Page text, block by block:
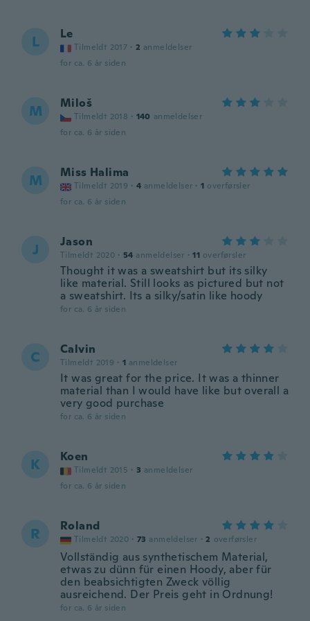
L Le
Tilmeldt 2017 · 2 anmeldelser
for ca. 6 år siden
M Miloš
Tilmeldt 2018 · 140 anmeldelser
for ca. 6 år siden
M Miss Halima
Tilmeldt 2019 · 4 anmeldelser · 1 overførsler
for ca. 6 år siden
J Jason
Tilmeldt 2020 · 54 anmeldelser · 11 overførsler
Thought it was a sweatshirt but its silky
like material. Still looks as pictured but not
a sweatshirt. Its a silky/satin like hoody
for ca. 6 år siden
C Calvin
Tilmeldt 2019 · 1 anmeldelser
It was great for the price. It was a thinner
material than I would have like but overall a
very good purchase
for ca. 6 år siden
K Koen
Tilmeldt 2015 · 3 anmeldelser
for ca. 6 år siden
R Roland
Tilmeldt 2020 · 73 anmeldelser · 2 overførsler
Vollständig aus synthetischem Material,
etwas zu dünn für einen Hoody, aber für
den beabsichtigten Zweck völlig
ausreichend. Der Preis geht in Ordnung!
for ca. 6 år siden